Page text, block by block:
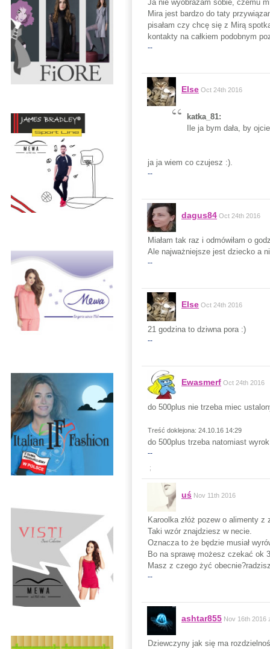
Ja nie wyobrażam sobie, czemu
Mira jest bardzo do taty
pisałam czy chcę się z Mirą
kontakty na całkiem podobnym
--
Else Oct 24th 2016
katka_81:
Ile ja bym dała, by
ja ja wiem co czujesz :).
--
dagus84 Oct 24th 2016
Miałam tak raz i odmówiłam o
Ale najważniejsze jest dziecko a
--
Else Oct 24th 2016
21 godzina to dziwna pora :)
--
Ewasmerf Oct 24th 2016
do 500plus nie trzeba miec
Treść doklejona: 24.10.16 14:29
do 500plus trzeba natomiast
--
;
uś Nov 11th 2016
Karoolka złóż pozew o alimenty
Taki wzór znajdziesz w necie.
Oznacza to że będzie musiał
Bo na sprawę możesz czekać ok
Masz z czego żyć
--
ashtar855 Nov 16th 2016
Dziewczyny jak się ma